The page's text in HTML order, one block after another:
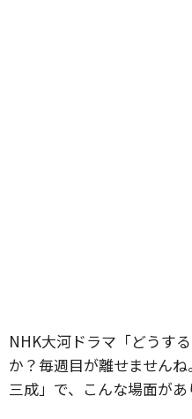
NHK大河ドラマ「どうす
か？毎週目が離せません
三成」で、こんな場面があ